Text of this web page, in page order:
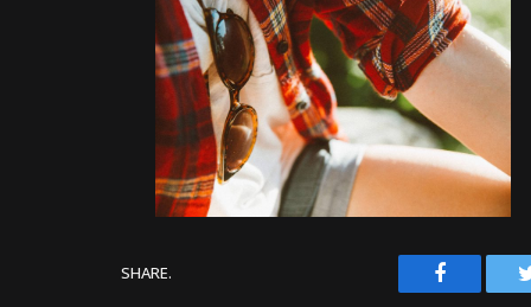
SHARE. Facebook